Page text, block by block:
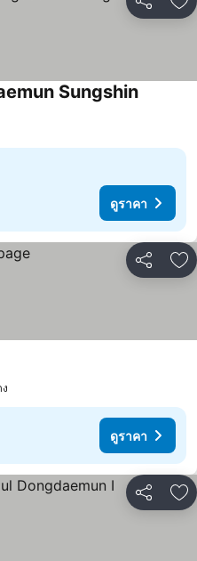
แชร์ เ
Sungshinดูราคา
ดูราคา
แชร์ เ
ดูราคา
แชร์ เ